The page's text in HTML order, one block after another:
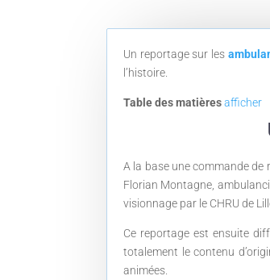
Un reportage sur les
l’histoire.
Table des matièresafficher
A la base une commande de
Florian Montagne,
visionnage par le CHRU de
Ce reportage est ensuite
totalement le contenu
animées.